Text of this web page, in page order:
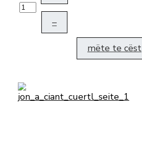
–
mëte te cëst